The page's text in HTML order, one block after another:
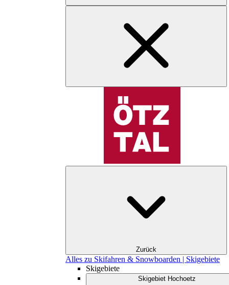
Zurück
Alles zu Skifahren & Snowboarden | Skigebiete
Skigebiete
Skigebiet Hochoetz